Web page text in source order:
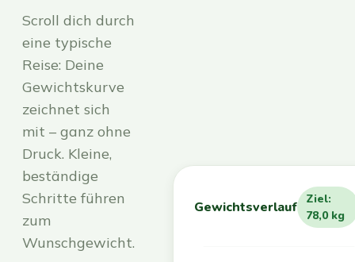
Scroll dich durch
eine typische
Reise: Deine
Gewichtskurve
zeichnet sich
mit – ganz ohne
Druck. Kleine,
beständige
Schritte führen
zum
Wunschgewicht.
Gewichtsverlauf
Ziel:
78,0 kg